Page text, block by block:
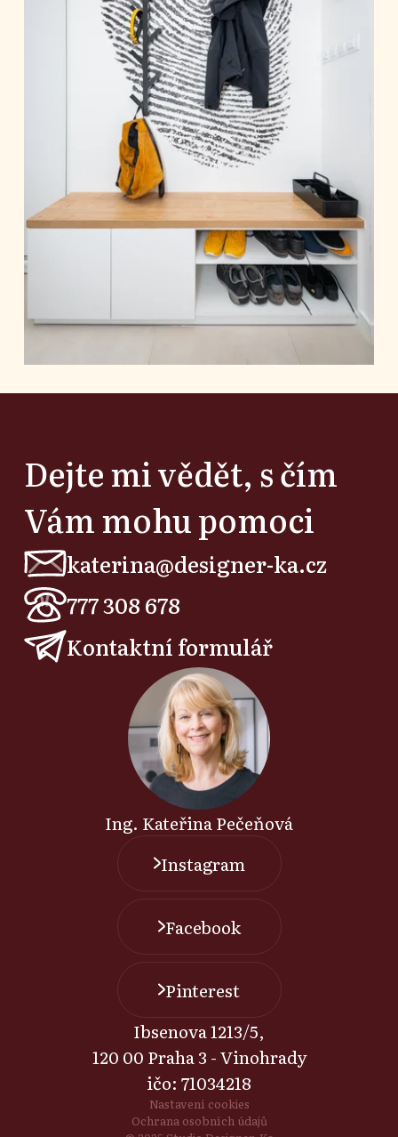
Dejte mi vědět, s čím
Vám mohu pomoci
katerina@designer-ka.cz
777 308 678
Kontaktní formulář
Ing. Kateřina Pečeňová
Instagram
Facebook
Pinterest
Ibsenova 1213/5,
120 00 Praha 3 - Vinohrady
ičo: 71034218
Nastavení cookies
Ochrana osobních údajů